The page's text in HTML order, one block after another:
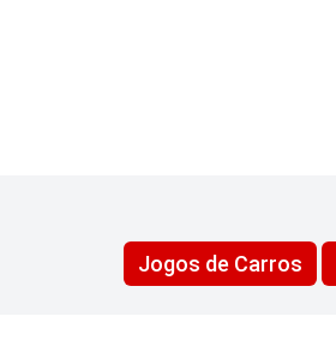
Jogos de Carros